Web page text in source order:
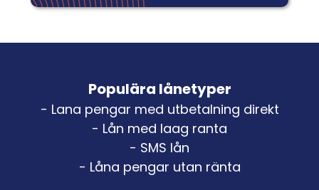
Populära lånetyper
- Lana pengar med utbetalning direkt
- Lån med laag ranta
- SMS lån
- Låna pengar utan ränta